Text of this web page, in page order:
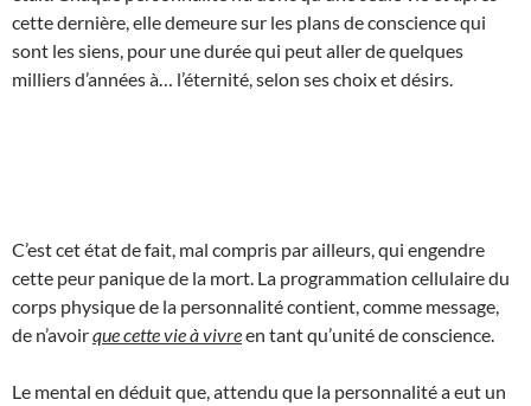
cette dernière, elle demeure sur les plans de conscience qui
sont les siens, pour une durée qui peut aller de quelques
milliers d’années à… l’éternité, selon ses choix et désirs.
C’est cet état de fait, mal compris par ailleurs, qui engendre
cette peur panique de la mort. La programmation cellulaire du
corps physique de la personnalité contient, comme message,
de n’avoirque cette vie à vivreen tant qu’unité de conscience.
Le mental en déduit que, attendu que la personnalité a eut un